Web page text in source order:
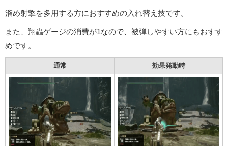
溜め射撃を多用する方におすすめの入れ替え技です。
また、翔蟲ゲージの消費が1なので、被弾しやすい方にもおすす
めです。
通常 効果発動時